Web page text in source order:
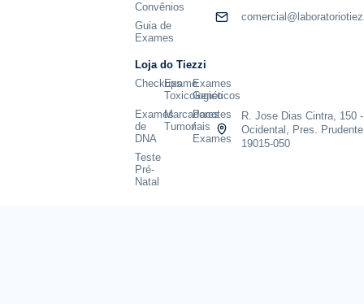
Convênios
Guia de
Exames
Loja do Tiezzi
CheckupsExame
Toxicologico
Exames
Genéticos
Exames
de
DNA
Marcadores
Tumoriais
Pacotes
/
Exames
Teste
Pré-
Natal
R. Jose Dias Cintra, 150
Ocidental, Pres.
19015-050